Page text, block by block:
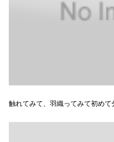
触れてみて、羽織ってみて初めて